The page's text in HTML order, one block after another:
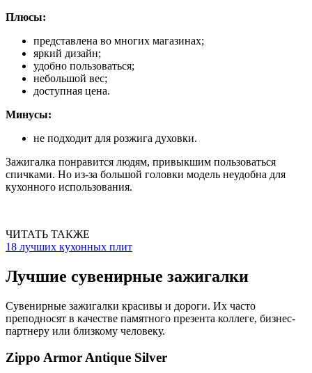
Плюсы:
представлена во многих магазинах;
яркий дизайн;
удобно пользоваться;
небольшой вес;
доступная цена.
Минусы:
не подходит для розжига духовки.
Зажигалка понравится людям, привыкшим пользоваться
спичками. Но из-за большой головки модель неудобна для
кухонного использования.
ЧИТАТЬ ТАКЖЕ
18 лучших кухонных плит
Лучшие сувенирные зажигалки
Сувенирные зажигалки красивы и дороги. Их часто
преподносят в качестве памятного презента коллеге, бизнес-
партнеру или близкому человеку.
Zippo Armor Antique Silver